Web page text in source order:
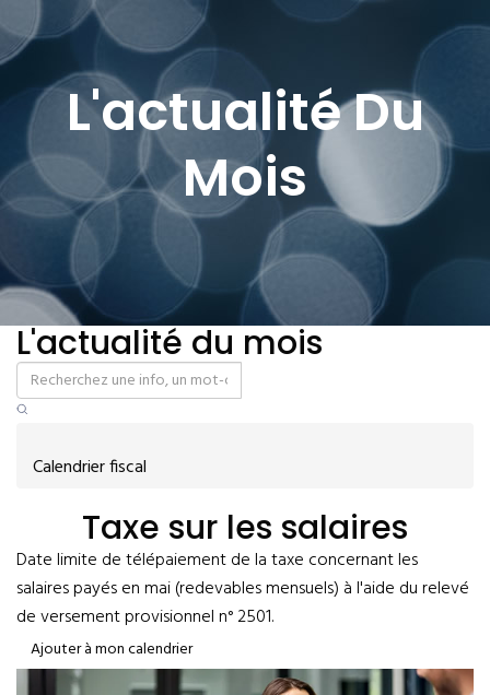
L'actualité Du
Mois
L'actualité du mois
Calendrier fiscal
Taxe sur les salaires
Date limite de télépaiement de la taxe concernant les
salaires payés en mai (redevables mensuels) à l'aide du relevé
de versement provisionnel n° 2501.
Ajouter à mon calendrier